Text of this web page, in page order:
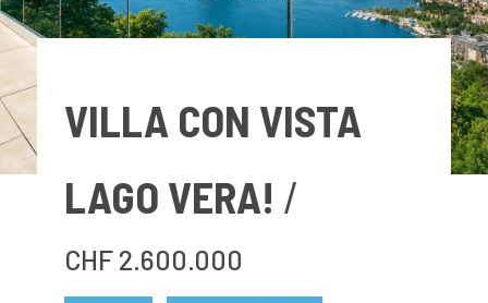
VILLA CON VISTA
LAGO VERA!
CHF 2.600.000
ACQUISTA
NEWS
AZIENDA